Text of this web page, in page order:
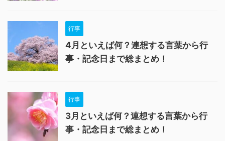
行事
4月といえば何？連想する言葉から行
事・記念日まで総まとめ！
行事
3月といえば何？連想する言葉から行
事・記念日まで総まとめ！